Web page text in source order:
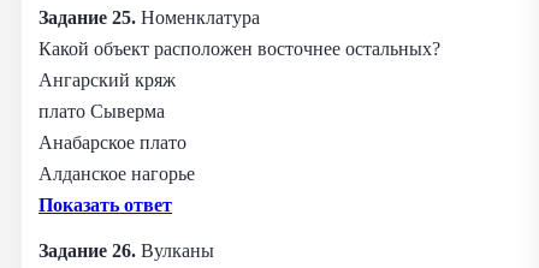
Задание 25. Номенклатура
Какой объект расположен восточнее остальных?
Ангарский кряж
плато Сыверма
Анабарское плато
Алданское нагорье
Показать ответ
Задание 26. Вулканы